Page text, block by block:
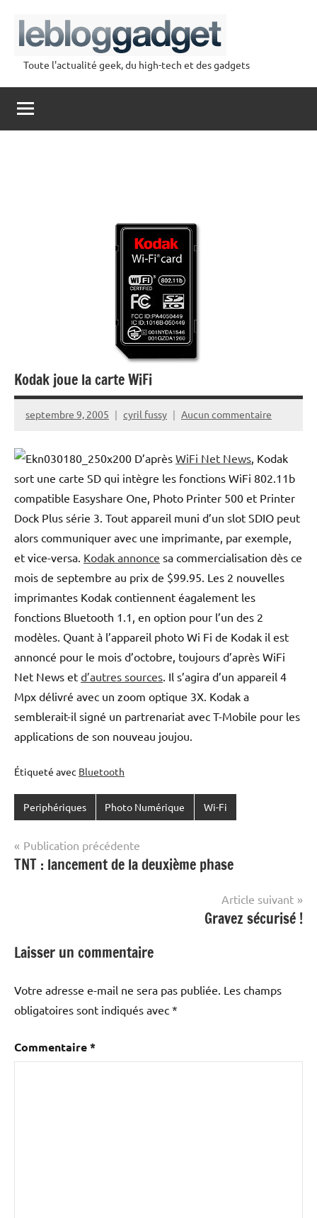
contenu
lebloggadget
Toute l'actualité geek, du high-tech et des gadgets
Kodak joue la carte WiFi
septembre 9, 2005 cyril fussy Aucun commentaire
D’après WiFi Net News , Kodak
sort une carte SD qui intègre les fonctions WiFi 802.11b
compatible Easyshare One, Photo Printer 500 et Printer
Dock Plus série 3. Tout appareil muni d’un slot SDIO peut
alors communiquer avec une imprimante, par exemple,
et vice-versa. Kodak annonce sa commercialisation dès ce
mois de septembre au prix de $99.95. Les 2 nouvelles
imprimantes Kodak contiennent éagalement les
fonctions Bluetooth 1.1, en option pour l’un des 2
modèles. Quant à l’appareil photo Wi Fi de Kodak il est
annoncé pour le mois d’octobre, toujours d’après WiFi
Net News et d’autres sources . Il s’agira d’un appareil 4
Mpx délivré avec un zoom optique 3X. Kodak a
semblerait-il signé un partrenariat avec T-Mobile pour les
applications de son nouveau joujou.
Étiqueté avec Bluetooth
Periphériques Photo Numérique Wi-Fi
Navigation
de
Publication précédente
TNT : lancement de la deuxième phase
Article suivant
Gravez sécurisé !
Laisser un commentaire
Votre adresse e-mail ne sera pas publiée. Les champs
obligatoires sont indiqués avec *
Commentaire*